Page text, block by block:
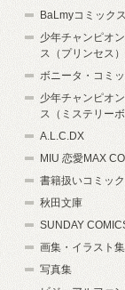
BaLmyコミックス
少年チャンピオ
ス（プリンセス）
ボニータ・コミ
少年チャンピオ
ス（ミステリーボ
A.L.C.DX
MIU 恋愛MAX
書籍扱いコミッ
秋田文庫
SUNDAY
画集・イラスト集
写真集